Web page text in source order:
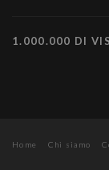
1.000.000 DI
Home Chi siamo